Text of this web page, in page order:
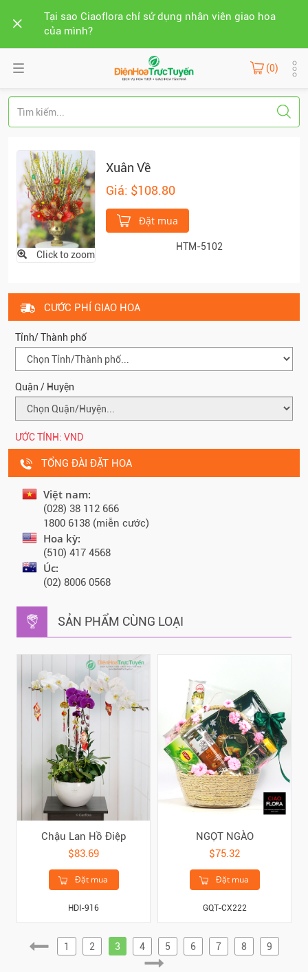
Tại sao Ciaoflora chỉ sử dụng nhân viên giao hoa
của mình?
(0)
Click to zoom
Xuân Về
Giá: $108.80
Đặt mua
HTM-5102
CƯỚC PHÍ GIAO HOA
Tỉnh/ Thành phố
Quận / Huyện
ƯỚC TÍNH: VND
TỔNG ĐÀI ĐẶT HOA
Việt nam:
(028) 38 112 666
1800 6138 (miễn cước)
Hoa kỳ:
(510) 417 4568
Úc:
(02) 8006 0568
SẢN PHẨM CÙNG LOẠI
Chậu Lan Hồ Điệp
$83.69
Đặt mua
HDI-916
NGỌT NGÀO
$75.32
Đặt mua
GQT-CX222
1 2 3 4 5 6 7 8 9